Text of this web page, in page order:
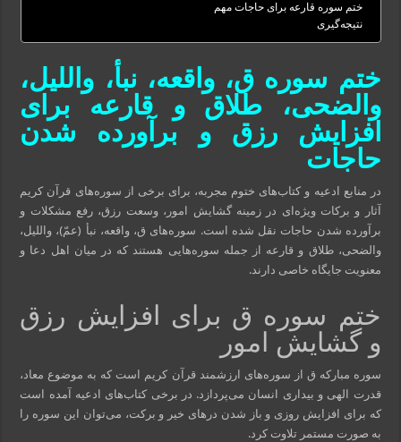
ختم سوره قارعه برای حاجات مهم
نتیجه‌گیری
ختم سوره ق، واقعه، نبأ، واللیل،
والضحی، طلاق و قارعه برای
افزایش رزق و برآورده شدن
حاجات
در منابع ادعیه و کتاب‌های ختوم مجربه، برای برخی از سوره‌های قرآن کریم
آثار و برکات ویژه‌ای در زمینه گشایش امور، وسعت رزق، رفع مشکلات و
برآورده شدن حاجات نقل شده است. سوره‌های ق، واقعه، نبأ (عمّ)، واللیل،
والضحی، طلاق و قارعه از جمله سوره‌هایی هستند که در میان اهل دعا و
معنویت جایگاه خاصی دارند.
ختم سوره ق برای افزایش رزق
و گشایش امور
سوره مبارکه ق از سوره‌های ارزشمند قرآن کریم است که به موضوع معاد،
قدرت الهی و بیداری انسان می‌پردازد. در برخی کتاب‌های ادعیه آمده است
که برای افزایش روزی و باز شدن درهای خیر و برکت، می‌توان این سوره را
به صورت مستمر تلاوت کرد.